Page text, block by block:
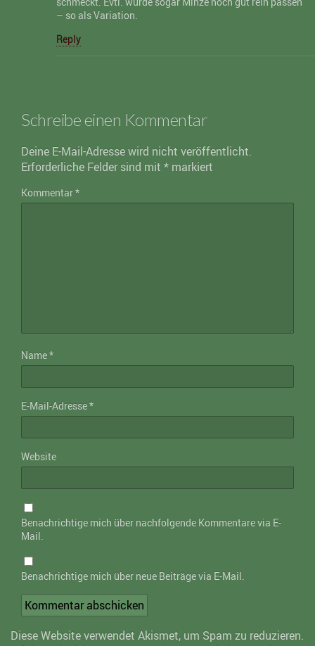
– so als Variation.
Reply
Schreibe einen Kommentar
Deine E-Mail-Adresse wird nicht veröffentlicht.
Erforderliche Felder sind mit * markiert
Kommentar*
Name*
E-Mail-Adresse*
Website
Benachrichtige mich über nachfolgende Kommentare via E-
Mail.
Benachrichtige mich über neue Beiträge via E-Mail.
Diese Website verwendet Akismet, um Spam zu reduzieren.